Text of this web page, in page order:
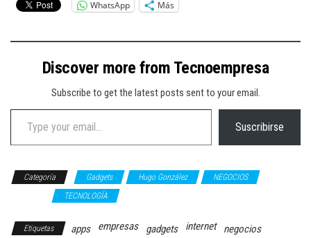
WhatsApp Más
Discover more from Tecnoempresa
Subscribe to get the latest posts sent to your email.
Type your email…
Suscribirse
Categoría Gadgets Hugo González
NEGOCIOS
TECNOLOGÍA
Etiquetas apps empresas gadgets internet
negocios